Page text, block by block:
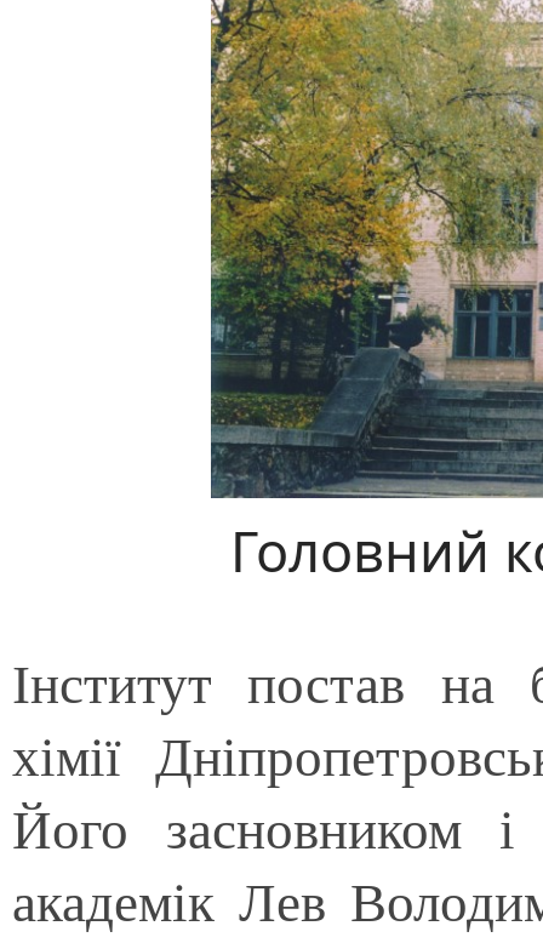
Головний
Інститут постав на
хімії
Його засновником
академік Лев